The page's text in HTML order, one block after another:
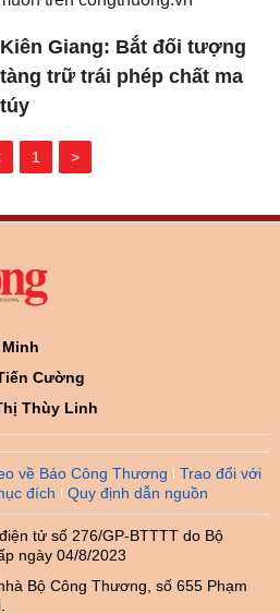
Kiên Giang: Bắt đối tượng
tàng trữ trái phép chất ma
túy
1 >
Cường
Thùy Linh
về Báo Công Thương
Trao đổi với
đích Quy định dẫn nguồn
tử số 276/GP-BTTTT do Bộ
ngày 04/8/2023
Bộ Công Thương, số 655 Phạm